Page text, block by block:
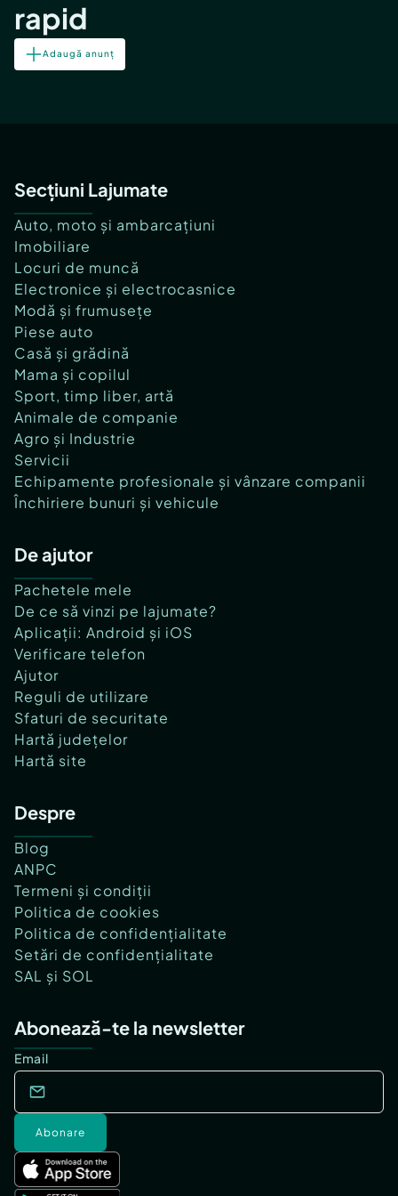
rapid
Adaugă anunț
Secțiuni Lajumate
Auto, moto și ambarcațiuni
Imobiliare
Locuri de muncă
Electronice și electrocasnice
Modă și frumusețe
Piese auto
Casă și grădină
Mama și copilul
Sport, timp liber, artă
Animale de companie
Agro și Industrie
Servicii
Echipamente profesionale și vânzare companii
Închiriere bunuri și vehicule
De ajutor
Pachetele mele
De ce să vinzi pe lajumate?
Aplicații: Android și iOS
Verificare telefon
Ajutor
Reguli de utilizare
Sfaturi de securitate
Hartă județelor
Hartă site
Despre
Blog
ANPC
Termeni și condiții
Politica de cookies
Politica de confidențialitate
Setări de confidențialitate
SAL și SOL
Abonează-te la newsletter
Email
Abonare